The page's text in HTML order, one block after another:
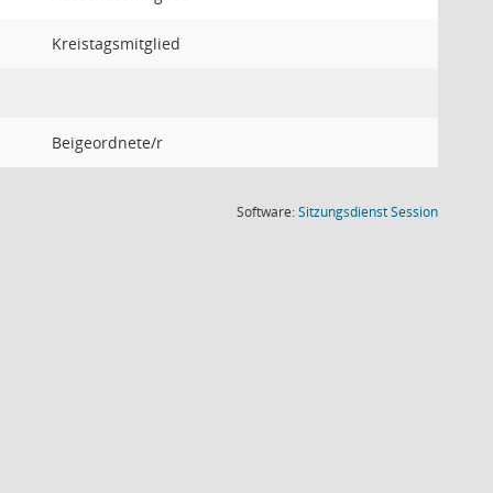
Kreistagsmitglied
Beigeordnete/r
Software:SitzungsdienstSession(Wird in